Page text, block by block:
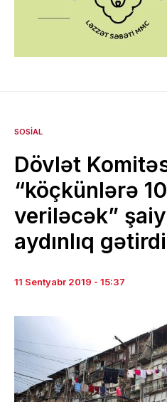
SOSIAL
Dövlət
“köçkünlərə
veriləcək”
aydınlıq gətirdi
11 Sentyabr 2019 - 15:37